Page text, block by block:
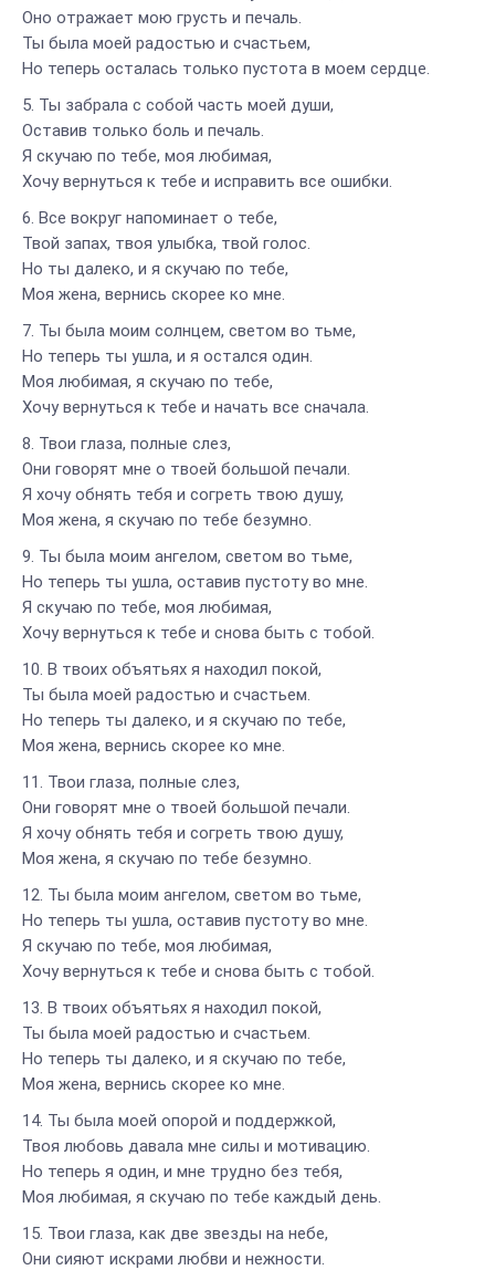
Оно отражает мою грусть и печаль.
Ты была моей радостью и счастьем,
Но теперь осталась только пустота в моем сердце.
Ты забрала с собой часть моей души,
Оставив только боль и печаль.
Я скучаю по тебе, моя любимая,
Хочу вернуться к тебе и исправить все ошибки.
Все вокруг напоминает о тебе,
Твой запах, твоя улыбка, твой голос.
Но ты далеко, и я скучаю по тебе,
Моя жена, вернись скорее ко мне.
Ты была моим солнцем, светом во тьме,
Но теперь ты ушла, и я остался один.
Моя любимая, я скучаю по тебе,
Хочу вернуться к тебе и начать все сначала.
Твои глаза, полные слез,
Они говорят мне о твоей большой печали.
Я хочу обнять тебя и согреть твою душу,
Моя жена, я скучаю по тебе безумно.
Ты была моим ангелом, светом во тьме,
Но теперь ты ушла, оставив пустоту во мне.
Я скучаю по тебе, моя любимая,
Хочу вернуться к тебе и снова быть с тобой.
В твоих объятьях я находил покой,
Ты была моей радостью и счастьем.
Но теперь ты далеко, и я скучаю по тебе,
Моя жена, вернись скорее ко мне.
Твои глаза, полные слез,
Они говорят мне о твоей большой печали.
Я хочу обнять тебя и согреть твою душу,
Моя жена, я скучаю по тебе безумно.
Ты была моим ангелом, светом во тьме,
Но теперь ты ушла, оставив пустоту во мне.
Я скучаю по тебе, моя любимая,
Хочу вернуться к тебе и снова быть с тобой.
В твоих объятьях я находил покой,
Ты была моей радостью и счастьем.
Но теперь ты далеко, и я скучаю по тебе,
Моя жена, вернись скорее ко мне.
Ты была моей опорой и поддержкой,
Твоя любовь давала мне силы и мотивацию.
Но теперь я один, и мне трудно без тебя,
Моя любимая, я скучаю по тебе каждый день.
Твои глаза, как две звезды на небе,
Они сияют искрами любви и нежности.